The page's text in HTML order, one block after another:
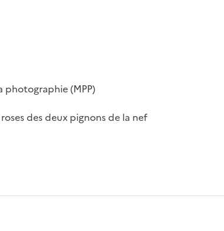
(MPP)
des deux pignons de la nef